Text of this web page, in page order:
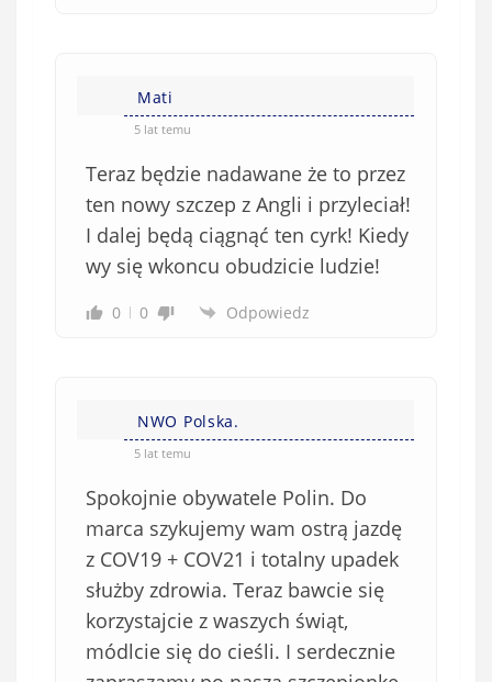
Mati
5 lat temu
Teraz będzie nadawane że to przez
ten nowy szczep z Angli i przyleciał!
I dalej będą ciągnąć ten cyrk! Kiedy
wy się wkoncu obudzicie ludzie!
0 0 Odpowiedz
NWO Polska.
5 lat temu
Spokojnie obywatele Polin. Do
marca szykujemy wam ostrą jazdę
z COV19 + COV21 i totalny upadek
służby zdrowia. Teraz bawcie się
korzystajcie z waszych świąt,
módlcie się do cieśli. I serdecznie